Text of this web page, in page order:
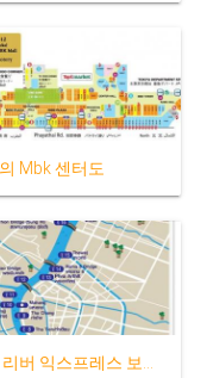
Mbk 센터도